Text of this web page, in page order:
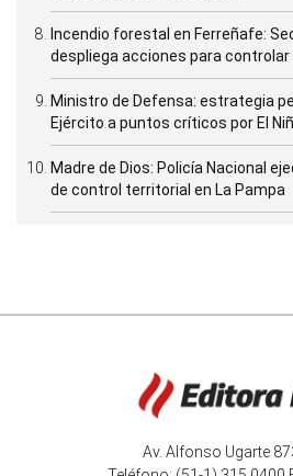
Incendio forestal en Ferreñafe:
despliega acciones para
Ministro de Defensa: estrategia
Ejército a puntos críticos por El
Madre de Dios: Policía Nacional
de control territorial en La Pampa
Av. Alfonso Ugarte